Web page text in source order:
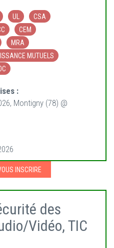
UL
CSA
CEM
MRA
MUTUELS
:
Montigny (78) @
INSCRIRE
des
Vidéo, TIC